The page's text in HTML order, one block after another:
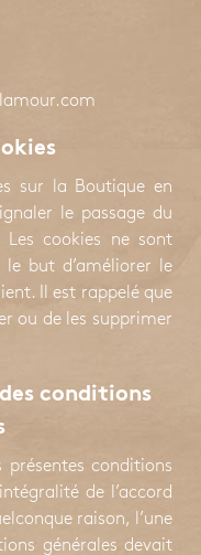
sur la Boutique en
le passage du
cookies ne sont
but d’améliorer le
Il est rappelé que
ou de les supprimer
conditions
présentes conditions
de l’accord
raison, l’une
générales devait